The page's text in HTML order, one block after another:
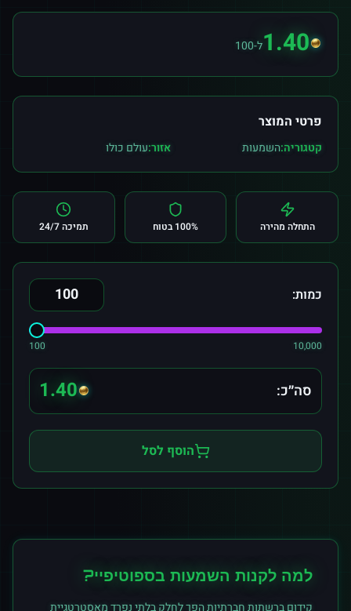
1.40ל-100
פרטי המוצר
קטגוריה:השמעות אזור:עולם כולו
התחלה מהירה 100% בטוח תמיכה 24/7
כמות:
100 10,000
סה״כ: 1.40
הוסף לסל
למה לקנות השמעות בספוטיפיי?
קידום ברשתות חברתיות הפך לחלק בלתי נפרד מאסטרטגיית